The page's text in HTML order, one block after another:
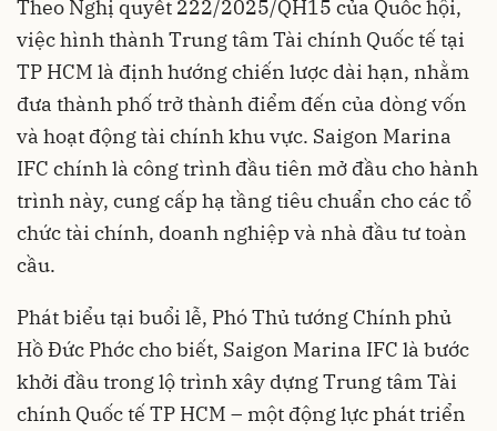
Theo Nghị quyết 222/2025/QH15 của Quốc hội,
việc hình thành Trung tâm Tài chính Quốc tế tại
TP HCM là định hướng chiến lược dài hạn, nhằm
đưa thành phố trở thành điểm đến của dòng vốn
và hoạt động tài chính khu vực. Saigon Marina
IFC chính là công trình đầu tiên mở đầu cho hành
trình này, cung cấp hạ tầng tiêu chuẩn cho các tổ
chức tài chính, doanh nghiệp và nhà đầu tư toàn
cầu.
Phát biểu tại buổi lễ, Phó Thủ tướng Chính phủ
Hồ Đức Phớc cho biết, Saigon Marina IFC là bước
khởi đầu trong lộ trình xây dựng Trung tâm Tài
chính Quốc tế TP HCM – một động lực phát triển